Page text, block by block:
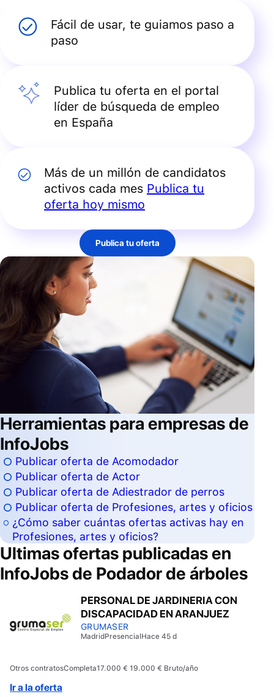
Fácil de usar, te guiamos paso a
paso
Publica tu oferta en el portal
líder de búsqueda de empleo
en España
Más de un millón de candidatos
activos cada mes Publica tu
oferta hoy mismo
Publica tu oferta
Herramientas para empresas de
InfoJobs
Publicar oferta de Acomodador
Publicar oferta de Actor
Publicar oferta de Adiestrador de perros
Publicar oferta de Profesiones, artes y oficios
¿Cómo saber cuántas ofertas activas hay en
Profesiones, artes y oficios?
Ultimas ofertas publicadas en
InfoJobs de Podador de árboles
PERSONAL DE JARDINERIA CON
DISCAPACIDAD EN ARANJUEZ
GRUMASER
MadridPresencialHace 45 d
Otros contratosCompleta17.000 € 19.000 € Bruto/año
Ir a la oferta